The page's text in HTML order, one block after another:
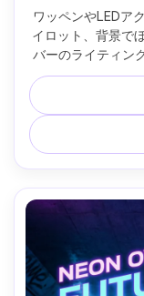
ワッペンやLEDア
イロット、背景で
バーのライティン
タイポグラフィ）
ズ、超リアルな